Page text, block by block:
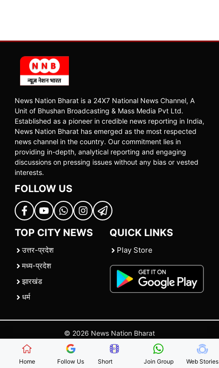
News Nation Bharat is a 24X7 National News Channel, A
Unit of Bhushan Broadcasting & Mass Media Pvt Ltd.
Established as a pioneer in credible news reporting in India,
News Nation Bharat has emerged as the most respected
news channel in the country. Our commitment lies in
providing in-depth, analytical reporting and engaging
discussions on pressing issues without any bias or vested
interests.
FOLLOW US
TOP CITY NEWS
उत्तर-प्रदेश
मध्य-प्रदेश
झारखंड
धर्म
QUICK LINKS
Play Store
© 2026 News Nation Bharat
Home| |Contact Us |Policies Terms and Conditions
Home Follow Us Short Join Group Web Stories